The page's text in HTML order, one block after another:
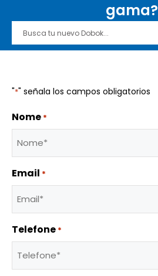
gama?
"*" señala los campos obligatorios
Nome *
Email *
Telefone *